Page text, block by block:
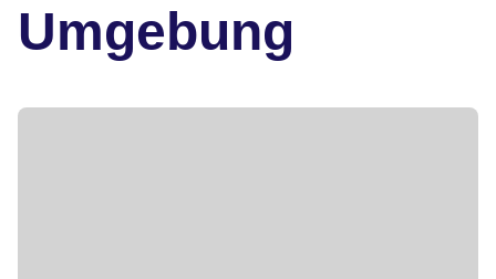
Umgebung